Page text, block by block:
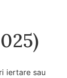
iertare sau